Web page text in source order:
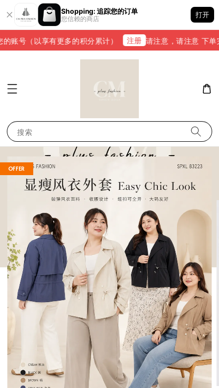
Shopping: 追踪您的订单
您信赖的商店
打开
账号（以享有更多的积分累计） 注册 请注意，请注意 下单
搜索
OFFER